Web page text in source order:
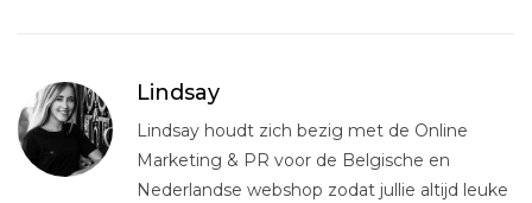
Lindsay
Lindsay houdt zich bezig met de Online
Marketing & PR voor de Belgische en
Nederlandse webshop zodat jullie altijd leuke